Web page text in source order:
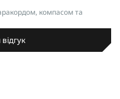
компасом та